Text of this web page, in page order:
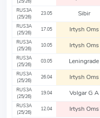
RUS3A
(25/26)
23.05 Sibir
RUS3A
(25/26)
17.05 Irtysh Oms
RUS3A
(25/26)
10.05 Irtysh Oms
RUS3A
(25/26)
03.05 Leningrade
RUS3A
(25/26)
26.04 Irtysh Oms
RUS3A
(25/26)
19.04 Volgar G A
RUS3A
(25/26)
12.04 Irtysh Oms